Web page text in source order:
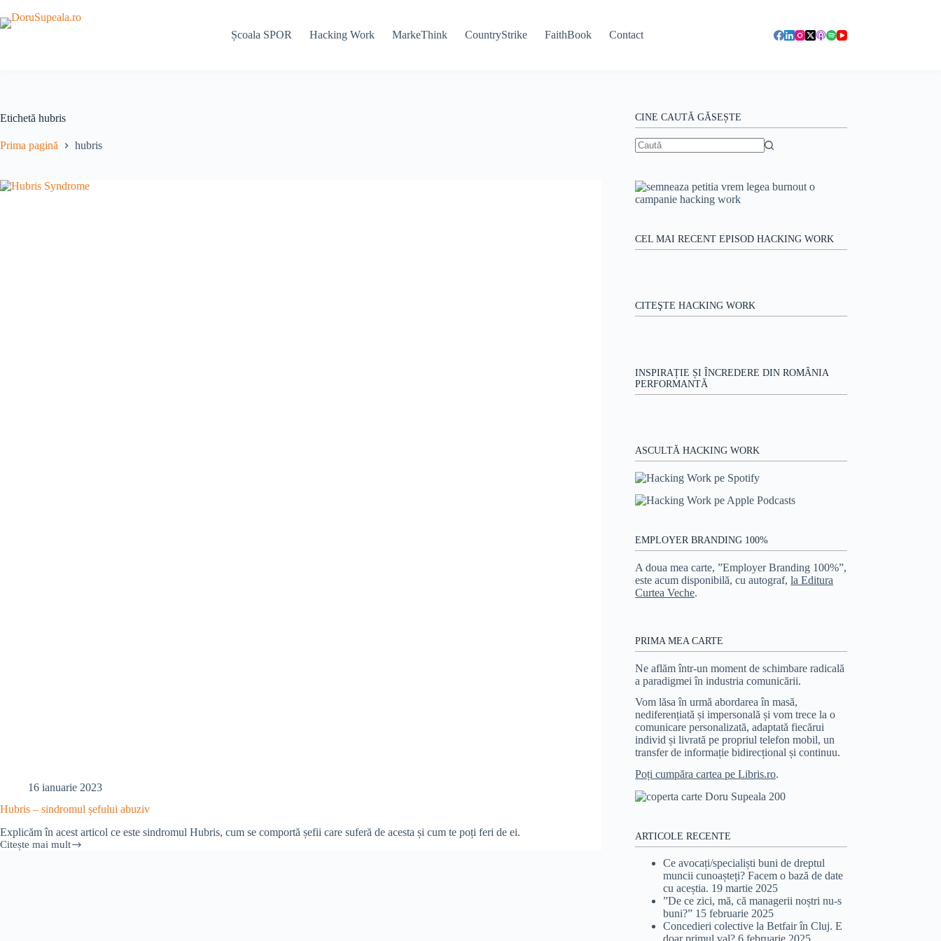
la
conținut
Școala SPOR Hacking Work MarkeThink CountryStrike FaithBook Contact
Etichetă hubris
Prima pagină hubris
16 ianuarie 2023
Hubris – sindromul șefului abuziv
Explicăm în acest articol ce este sindromul Hubris, cum se comportă șefii care suferă de acesta și cum te poți feri de ei.
Citește mai mult
Hubris
CINE CAUTĂ GĂSEȘTE
CEL MAI RECENT EPISOD HACKING WORK
CITEŞTE HACKING WORK
INSPIRAȚIE ȘI ÎNCREDERE DIN ROMÂNIA
PERFORMANTĂ
ASCULTĂ HACKING WORK
EMPLOYER BRANDING 100%
A doua mea carte, ”Employer Branding 100%”,
este acum disponibilă, cu autograf,la Editura
Curtea Veche.
PRIMA MEA CARTE
Ne aflăm într-un moment de schimbare radicală
a paradigmei în industria comunicării.
Vom lăsa în urmă abordarea în masă,
nediferențiată și impersonală și vom trece la o
comunicare personalizată, adaptată fiecărui
individ și livrată pe propriul telefon mobil, un
transfer de informație bidirecțional și continuu.
Poți cumpăra cartea pe Libris.ro.
ARTICOLE RECENTE
Ce avocați/specialiști buni de dreptul
muncii cunoașteți? Facem o bază de date
cu aceștia. 19 martie 2025
”De ce zici, mă, că managerii noștri nu-s
buni?” 15 februarie 2025
Concedieri colective la Betfair în Cluj. E